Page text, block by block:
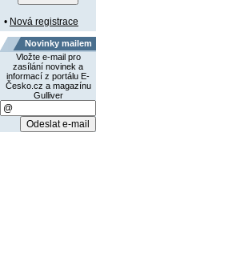
• Nová registrace
Novinky mailem
Vložte e-mail pro
zasílání novinek a
informací z portálu E-
Česko.cz a magazínu
Gulliver